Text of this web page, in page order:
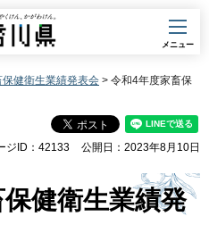
県
メニュー
保健衛生業績発表会 > 令和4年度家畜保
ジID：42133 公開日：2023年8月10日
健衛生業績発